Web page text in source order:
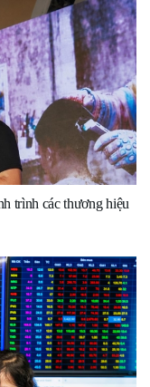
trình các thương hiệu